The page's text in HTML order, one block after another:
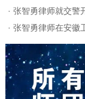
· 张智勇律师就交警
· 张智勇律师在安徽